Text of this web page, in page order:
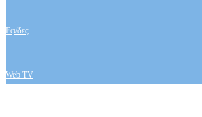
Εφ/δες
Web TV